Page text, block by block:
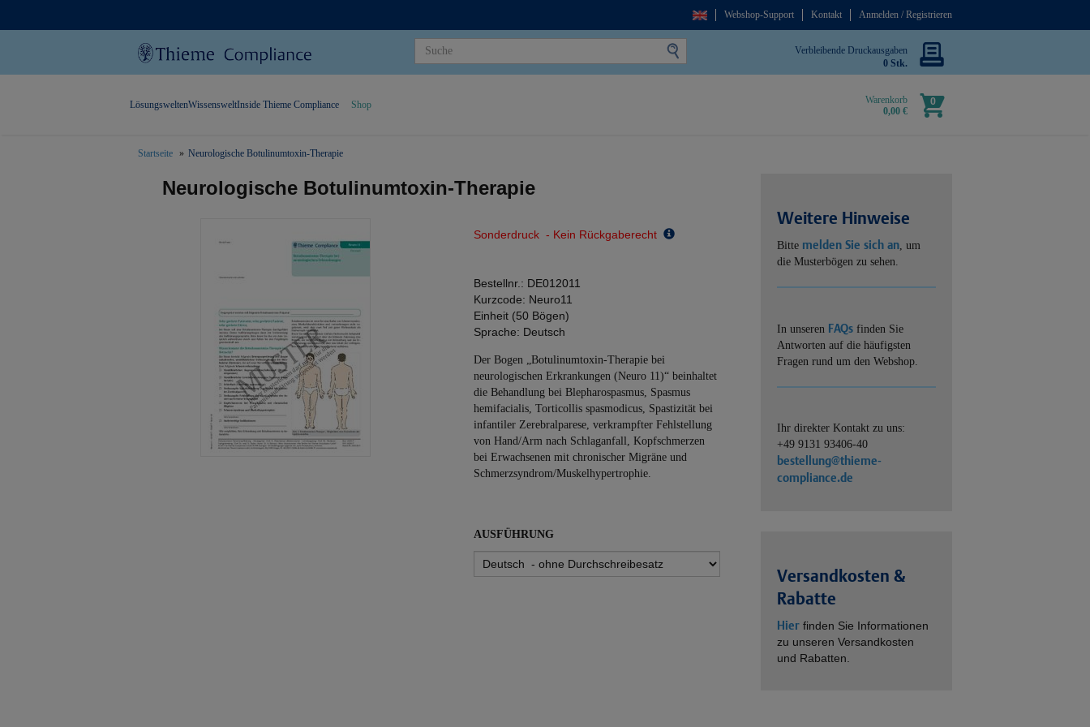
Webshop-Support Kontakt Anmelden / Registrieren
Verbleibende Druckausgaben
0 Stk.
Warenkorb
0,00 €
0
LösungsweltenWissensweltInside Thieme Compliance Shop
Startseite Neurologische Botulinumtoxin-Therapie
Neurologische Botulinumtoxin-Therapie
Sonderdruck - Kein Rückgaberecht
Bestellnr.: DE012011
Kurzcode: Neuro11
Einheit (50 Bögen)
Sprache: Deutsch
Der Bogen „Botulinumtoxin-Therapie bei
neurologischen Erkrankungen (Neuro 11)“ beinhaltet
die Behandlung bei Blepharospasmus, Spasmus
hemifacialis, Torticollis spasmodicus, Spastizität bei
infantiler Zerebralparese, verkrampfter Fehlstellung
von Hand/Arm nach Schlaganfall, Kopfschmerzen
bei Erwachsenen mit chronischer Migräne und
Schmerzsyndrom/Muskelhypertrophie.
AUSFÜHRUNG
Weitere Hinweise
Bitte melden Sie sich an, um
die Musterbögen zu sehen.
In unseren FAQs finden Sie
Antworten auf die häufigsten
Fragen rund um den Webshop.
Ihr direkter Kontakt zu uns:
+49 9131 93406-40
bestellung@thieme-
compliance.de
Versandkosten &
Rabatte
Hier finden Sie Informationen
zu unseren Versandkosten
und Rabatten.